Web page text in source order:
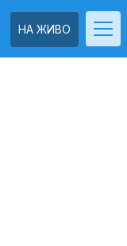
НА ЖИВО